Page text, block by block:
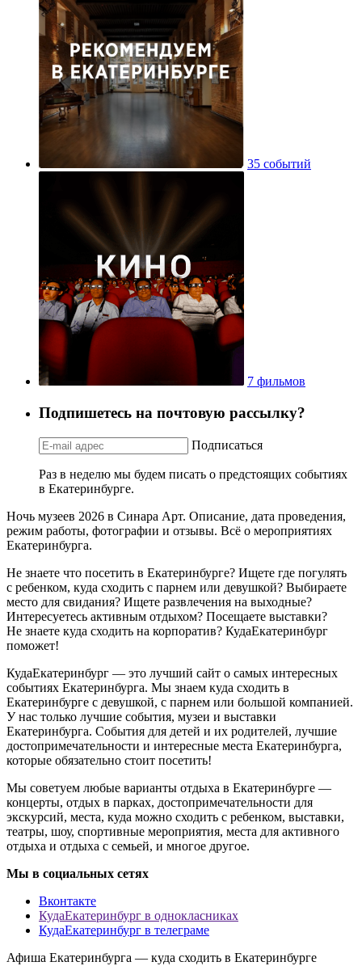
35 событий
7 фильмов
Подпишетесь на почтовую рассылку?
Подписаться
Раз в неделю мы будем писать о предстоящих событиях
в Екатеринбурге.
Ночь музеев 2026 в Синара Арт. Описание, дата проведения,
режим работы, фотографии и отзывы. Всё о мероприятиях
Екатеринбурга.
Не знаете что посетить в Екатеринбурге? Ищете где погулять
с ребенком, куда сходить с парнем или девушкой? Выбираете
место для свидания? Ищете развлечения на выходные?
Интересуетесь активным отдыхом? Посещаете выставки?
Не знаете куда сходить на корпоратив? КудаЕкатеринбург
поможет!
КудаЕкатеринбург — это лучший сайт о самых интересных
событиях Екатеринбурга. Мы знаем куда сходить в
Екатеринбурге с девушкой, с парнем или большой компанией.
У нас только лучшие события, музеи и выставки
Екатеринбурга. События для детей и их родителей, лучшие
достопримечательности и интересные места Екатеринбурга,
которые обязательно стоит посетить!
Мы советуем любые варианты отдыха в Екатеринбурге —
концерты, отдых в парках, достопримечательности для
экскурсий, места, куда можно сходить с ребенком, выставки,
театры, шоу, спортивные мероприятия, места для активного
отдыха и отдыха с семьей, и многое другое.
Мы в социальных сетях
Вконтакте
КудаЕкатеринбург в однокласниках
КудаЕкатеринбург в телеграме
Афиша Екатеринбурга — куда сходить в Екатеринбурге